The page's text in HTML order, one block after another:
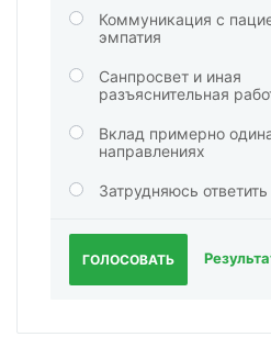
Коммуникация с
эмпатия
Санпросвет и иная
разъяснительная
Вклад примерно
направлениях
Затрудняюсь ответить
ГОЛОСОВАТЬ